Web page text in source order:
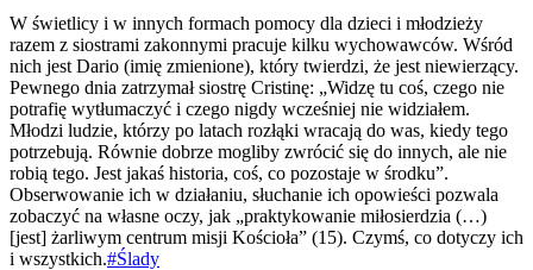
W świetlicy i w innych formach pomocy dla dzieci i młodzieży
razem z siostrami zakonnymi pracuje kilku wychowawców. Wśród
nich jest Dario (imię zmienione), który twierdzi, że jest niewierzący.
Pewnego dnia zatrzymał siostrę Cristinę: „Widzę tu coś, czego nie
potrafię wytłumaczyć i czego nigdy wcześniej nie widziałem.
Młodzi ludzie, którzy po latach rozłąki wracają do was, kiedy tego
potrzebują. Równie dobrze mogliby zwrócić się do innych, ale nie
robią tego. Jest jakaś historia, coś, co pozostaje w środku”.
Obserwowanie ich w działaniu, słuchanie ich opowieści pozwala
zobaczyć na własne oczy, jak „praktykowanie miłosierdzia (…)
[jest] żarliwym centrum misji Kościoła” (15). Czymś, co dotyczy ich
i wszystkich.#Ślady